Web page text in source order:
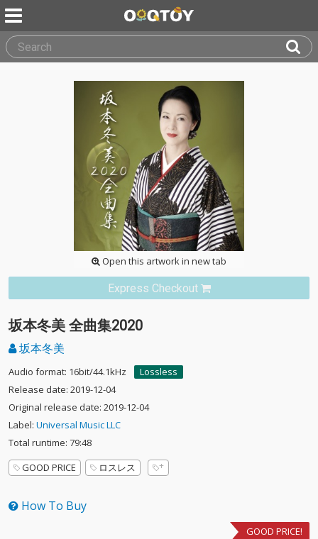
Open this artwork in new tab
Express Checkout
坂本冬美 全曲集2020
坂本冬美
Audio format: 16bit/44.1kHz
Lossless
Release date: 2019-12-04
Original release date: 2019-12-04
Label: Universal Music LLC
Total runtime: 79:48
GOOD PRICE
ロスレス
How To Buy
GOOD PRICE!